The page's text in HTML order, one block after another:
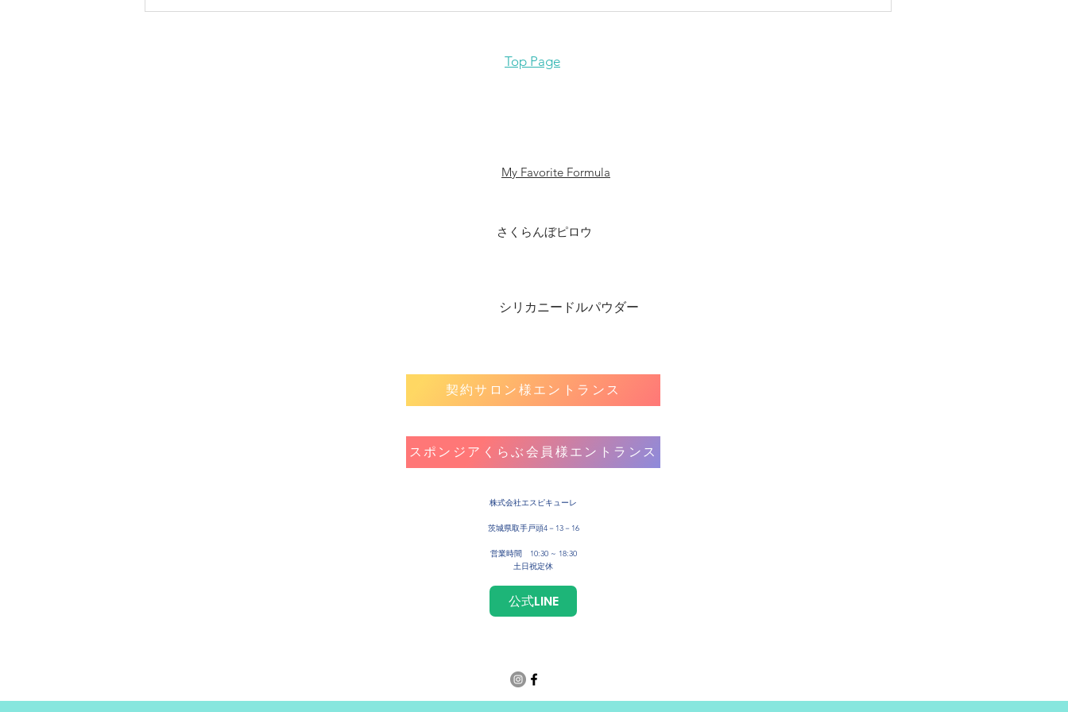
ミックスハーブパウダーの
Top Page
My Favorite Formula
さくらんぼピロウ
​シリカニードルパウダー
契約サロン様エントランス
スポンジアくらぶ会員様エントランス
​株式会社エスピキューレ
茨城県取手戸頭4－13－16
営業時間 10:30 ~ 18:30
土日祝定休
公式LINE